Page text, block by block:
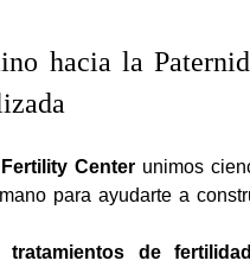
hacia la
Center unimos
para ayudarte a
tratamientos de